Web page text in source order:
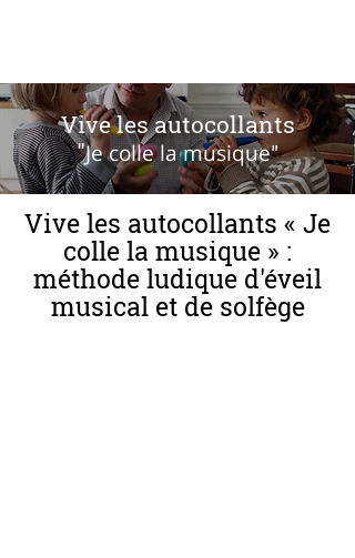
Vive les autocollants
"Je colle la musique"
Vive les autocollants « Je
colle la musique » :
méthode ludique d'éveil
musical et de solfège